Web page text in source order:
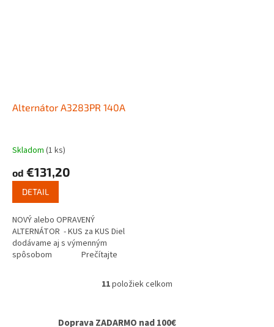
Alternátor A3283PR 140A
Skladom (1 ks)
od €131,20
DETAIL
NOVÝ alebo OPRAVENÝ
ALTERNÁTOR - KUS za KUS Diel
dodávame aj s výmenným
spôsobom Prečítajte
O
á
11položiek celkom
Doprava ZADARMO nad 100€